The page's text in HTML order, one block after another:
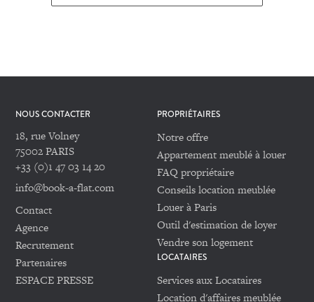
NOUS CONTACTER
18, rue Volney
75002 PARIS
+33 (0)1 47 03 14 20
info@book-a-flat.com
Contact
Agence
Recrutement
Partenaires
ESPACE PRESSE
PROPRIÉTAIRES
Notre offre
Appartement meublé à louer
FAQ propriétaire
Conseils location meublée
Louer à Paris
Outil d'estimation de loyer
Vendre son logement
LOCATAIRES
Services aux Locataires
Location d'affaires meublée